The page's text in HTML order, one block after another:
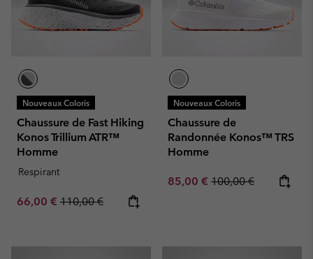
Nouveaux Coloris
Chaussure de Fast Hiking
Konos Trillium ATR™
Homme
Respirant
Sale price:
66,00 € Regular price:
110,00 €
Nouveaux Coloris
Chaussure de
Randonnée Konos™ TRS
Homme
Sale price:
85,00 € Regular price:
100,00 €